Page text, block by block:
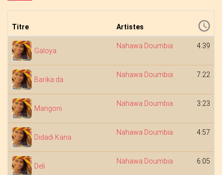
Titre Artistes
Galoya
Nahawa Doumbia 4:39
Barika da
Nahawa Doumbia 7:22
Mangoni
Nahawa Doumbia 3:23
Didadi Kana
Nahawa Doumbia 4:57
Deli
Nahawa Doumbia 6:05